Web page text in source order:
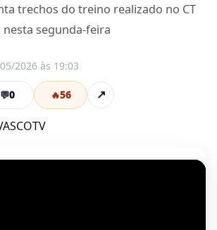
trechos do treino realizado no CT
segunda-feira
2026 às 19:03
💬0 🔥56 ↗